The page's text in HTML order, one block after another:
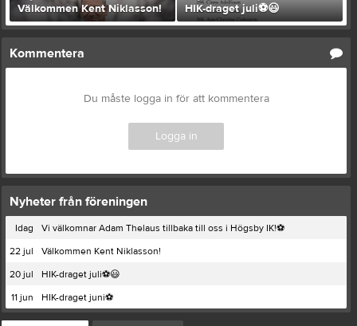
Välkommen Kent Niklasson! HIK-draget juli⚽️😃
Kommentera
Du måste logga in för att kommentera
Logga in
Nyheter från föreningen
Idag
Vi välkomnar Adam Thelaus tillbaka till oss i Högsby IK!⚽️
22 jul
Välkommen Kent Niklasson!
20 jul
HIK-draget juli⚽️😃
11 jun
HIK-draget juni⚽️